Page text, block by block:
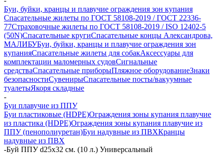
Буи, буйки, кранцы и плавучие ограждения зон купания
Спасательные жилеты по ГОСТ 58108-2019 / ГОСТ 22336-
77Страховочные жилеты по ГОСТ 58108-2019 / ISO 12402-5
(50N)Спасательные кругиСпасательные концы Александрова,
МАЛИБУБуи, буйки, кранцы и плавучие ограждения зон
купанияСпасательные жилеты для собакАксессуары для
комплектации маломерных судовСигнальные
средстваСпасательные приборыПляжное оборудованиеЗнаки
безопасностиСувенирыСпасательные посты/вакуумные
туалетыЯкоря складные
-
Буи плавучие из ППУ
Буи пластиковые (HDPE)Ограждения зоны купания плавучие
из пластика (HDPE)Ограждения зоны купания плавучие из
ППУ (пенополиуретан)Буи надувные из ПВХКранцы
надувные из ПВХ
-Буй ППУ d25x32 см. (10 л.) Универсальный